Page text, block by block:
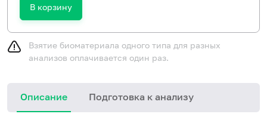
В корзину
Взятие биоматериала одного типа для разных
анализов оплачивается один раз.
Описание Подготовка к анализу